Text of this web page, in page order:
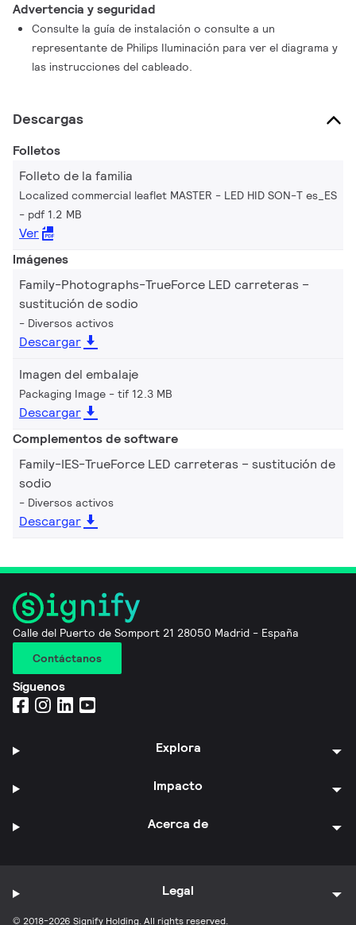
Advertencia y seguridad
Consulte la guía de instalación o consulte a un
representante de Philips Iluminación para ver el diagrama y
las instrucciones del cableado.
Descargas
Folletos
Folleto de la familia
Localized commercial leaflet MASTER - LED HID SON-T es_ES
pdf 1.2 MB
Ver
Imágenes
Family-Photographs-TrueForce LED carreteras –
sustitución de sodio
Diversos activos
Descargar
Imagen del embalaje
Packaging Image tif 12.3 MB
Descargar
Complementos de software
Family-IES-TrueForce LED carreteras – sustitución de
sodio
Diversos activos
Descargar
Calle del Puerto de Somport 21 28050 Madrid - España
Contáctanos
Síguenos
Explora
Impacto
Acerca de
© 2018-2026 Signify Holding. All rights reserved.
Legal